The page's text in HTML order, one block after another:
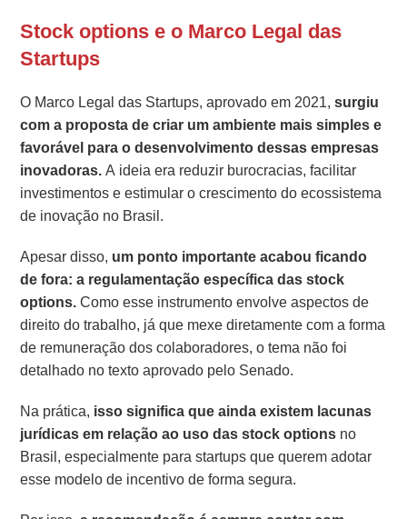
Stock options e o Marco Legal das
Startups
O Marco Legal das Startups, aprovado em 2021,surgiu
com a proposta de criar um ambiente mais simples e
favorável para o desenvolvimento dessas empresas
inovadoras.A ideia era reduzir burocracias, facilitar
investimentos e estimular o crescimento do ecossistema
de inovação no Brasil.
Apesar disso, um ponto importante acabou ficando
de fora: a regulamentação específica das stock
options.Como esse instrumento envolve aspectos de
direito do trabalho, já que mexe diretamente com a forma
de remuneração dos colaboradores, o tema não foi
detalhado no texto aprovado pelo Senado.
Na prática, isso significa que ainda existem lacunas
jurídicas em relação ao uso das stock options no
Brasil, especialmente para startups que querem adotar
esse modelo de incentivo de forma segura.